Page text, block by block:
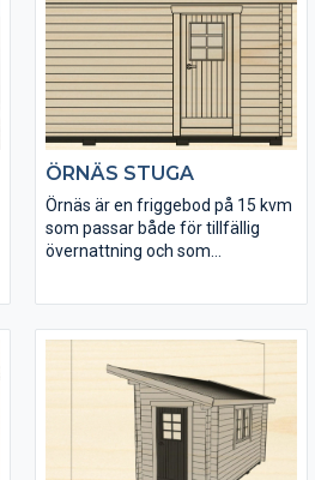
konstruktion.
ÖRNÄS STUGA
Örnäs är en friggebod på 15 kvm
som passar både för tillfällig
övernattning och som